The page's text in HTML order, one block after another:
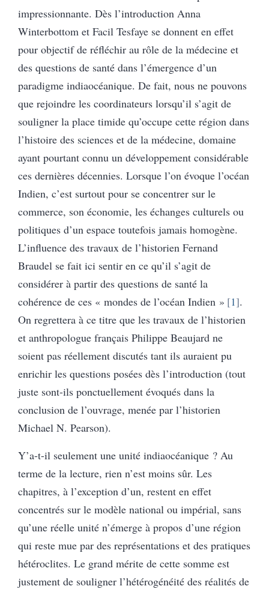
impressionnante. Dès l’introduction Anna
Winterbottom et Facil Tesfaye se donnent en effet
pour objectif de réfléchir au rôle de la médecine et
des questions de santé dans l’émergence d’un
paradigme indiaocéanique. De fait, nous ne pouvons
que rejoindre les coordinateurs lorsqu’il s’agit de
souligner la place timide qu’occupe cette région dans
l’histoire des sciences et de la médecine, domaine
ayant pourtant connu un développement considérable
ces dernières décennies. Lorsque l’on évoque l’océan
Indien, c’est surtout pour se concentrer sur le
commerce, son économie, les échanges culturels ou
politiques d’un espace toutefois jamais homogène.
L’influence des travaux de l’historien Fernand
Braudel se fait ici sentir en ce qu’il s’agit de
considérer à partir des questions de santé la
cohérence de ces « mondes de l’océan Indien » 1 .
On regrettera à ce titre que les travaux de l’historien
et anthropologue français Philippe Beaujard ne
soient pas réellement discutés tant ils auraient pu
enrichir les questions posées dès l’introduction (tout
juste sont-ils ponctuellement évoqués dans la
conclusion de l’ouvrage, menée par l’historien
Michael N. Pearson).
Y’a-t-il seulement une unité indiaocéanique ? Au
terme de la lecture, rien n’est moins sûr. Les
chapitres, à l’exception d’un, restent en effet
concentrés sur le modèle national ou impérial, sans
qu’une réelle unité n’émerge à propos d’une région
qui reste mue par des représentations et des pratiques
hétéroclites. Le grand mérite de cette somme est
justement de souligner l’hétérogénéité des réalités de